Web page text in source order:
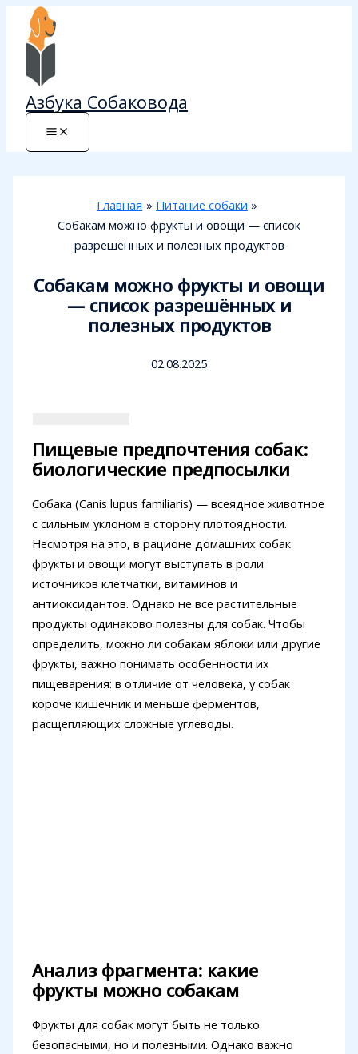
Перейти
содержимому
Азбука Собаковода
Главная
Питание собаки
Собакам можно фрукты и овощи — список
разрешённых и полезных продуктов
Собакам можно фрукты и овощи
— список разрешённых и
полезных продуктов
02.08.2025
Пищевые предпочтения собак:
биологические предпосылки
Собака (Canis lupus familiaris) — всеядное животное
с сильным уклоном в сторону плотоядности.
Несмотря на это, в рационе домашних собак
фрукты и овощи могут выступать в роли
источников клетчатки, витаминов и
антиоксидантов. Однако не все растительные
продукты одинаково полезны для собак. Чтобы
определить, можно ли собакам яблоки или другие
фрукты, важно понимать особенности их
пищеварения: в отличие от человека, у собак
короче кишечник и меньше ферментов,
расщепляющих сложные углеводы.
Анализ фрагмента: какие
фрукты можно собакам
Фрукты для собак могут быть не только
безопасными, но и полезными. Однако важно